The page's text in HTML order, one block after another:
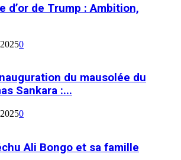
d’or de Trump : Ambition,
0
du mausolée du
Sankara :...
0
Ali Bongo et sa famille